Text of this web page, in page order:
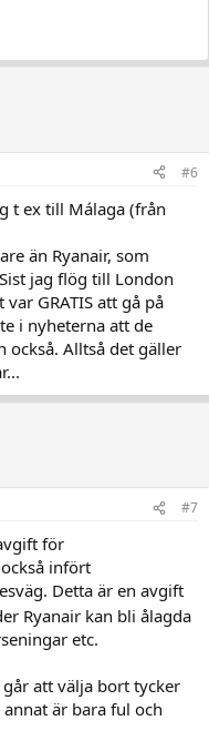
#6
t ex till Málaga (från
än Ryanair, som
jag flög till London
GRATIS att gå på
i nyheterna att de
också. Alltså det gäller
#7
för
infört
Detta är en avgift
Ryanair kan bli ålagda
etc.
att välja bort tycker
är bara ful och